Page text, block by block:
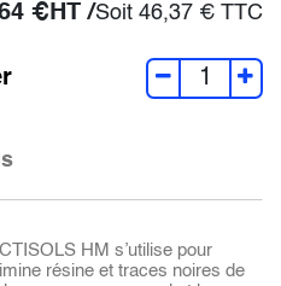
€HT /Soit 46,37 € TTC
HM s’utilise pour
résine et traces noires de